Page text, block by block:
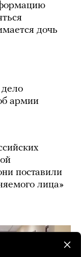
дочь
армии
поставили
лица»